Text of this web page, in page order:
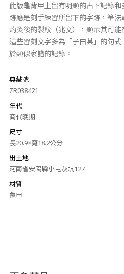
此版龜背甲上留有明顯的占卜記錄
跡應是刻手練習所留下的字跡，筆
灼灸後的裂紋（兆文），顯示其可
這些習刻文字多為「子曰某」的句
於類似家譜的記錄。
典藏號
ZR038421
年代
商代晚期
尺寸
長20.9×寬18.2公分
出土地
河南省安陽縣小屯灰坑127
材質
龜甲